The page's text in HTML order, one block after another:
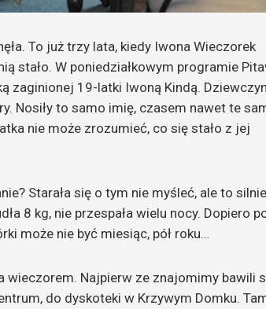
To już trzy lata, kiedy Iwona Wieczorek
stało. W poniedziałkowym programie
zaginionej 19-latki Iwoną Kindą.
Nosiły to samo imię, czasem nawet te
nie może zrozumieć, co się stało z jej
Starała się o tym nie myśleć, ale to
8 kg, nie przespała wielu nocy. Dopiero
może nie być miesiąc, pół roku…
wieczorem. Najpierw ze znajomimy bawili
do dyskoteki w Krzywym Domku.